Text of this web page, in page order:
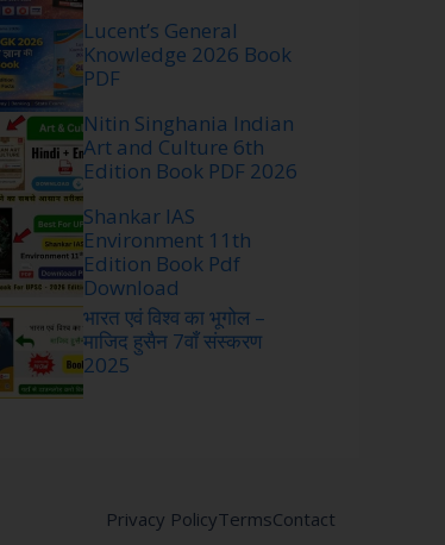
Lucent’s General
Knowledge 2026 Book
PDF
Nitin Singhania Indian
Art and Culture 6th
Edition Book PDF 2026
Shankar IAS
Environment 11th
Edition Book Pdf
Download
भारत एवं विश्व का भूगोल –
माजिद हुसैन 7वाँ संस्करण
2025
Privacy PolicyTermsContact